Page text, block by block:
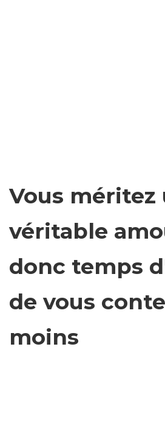
Vous méritez
véritable
donc temps
de vous
moins